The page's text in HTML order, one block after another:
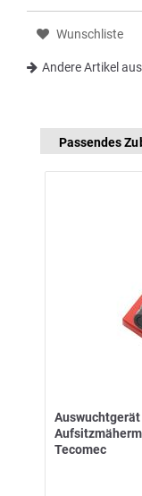
Wunschliste
Andere Artikel
Passendes
Tecomec